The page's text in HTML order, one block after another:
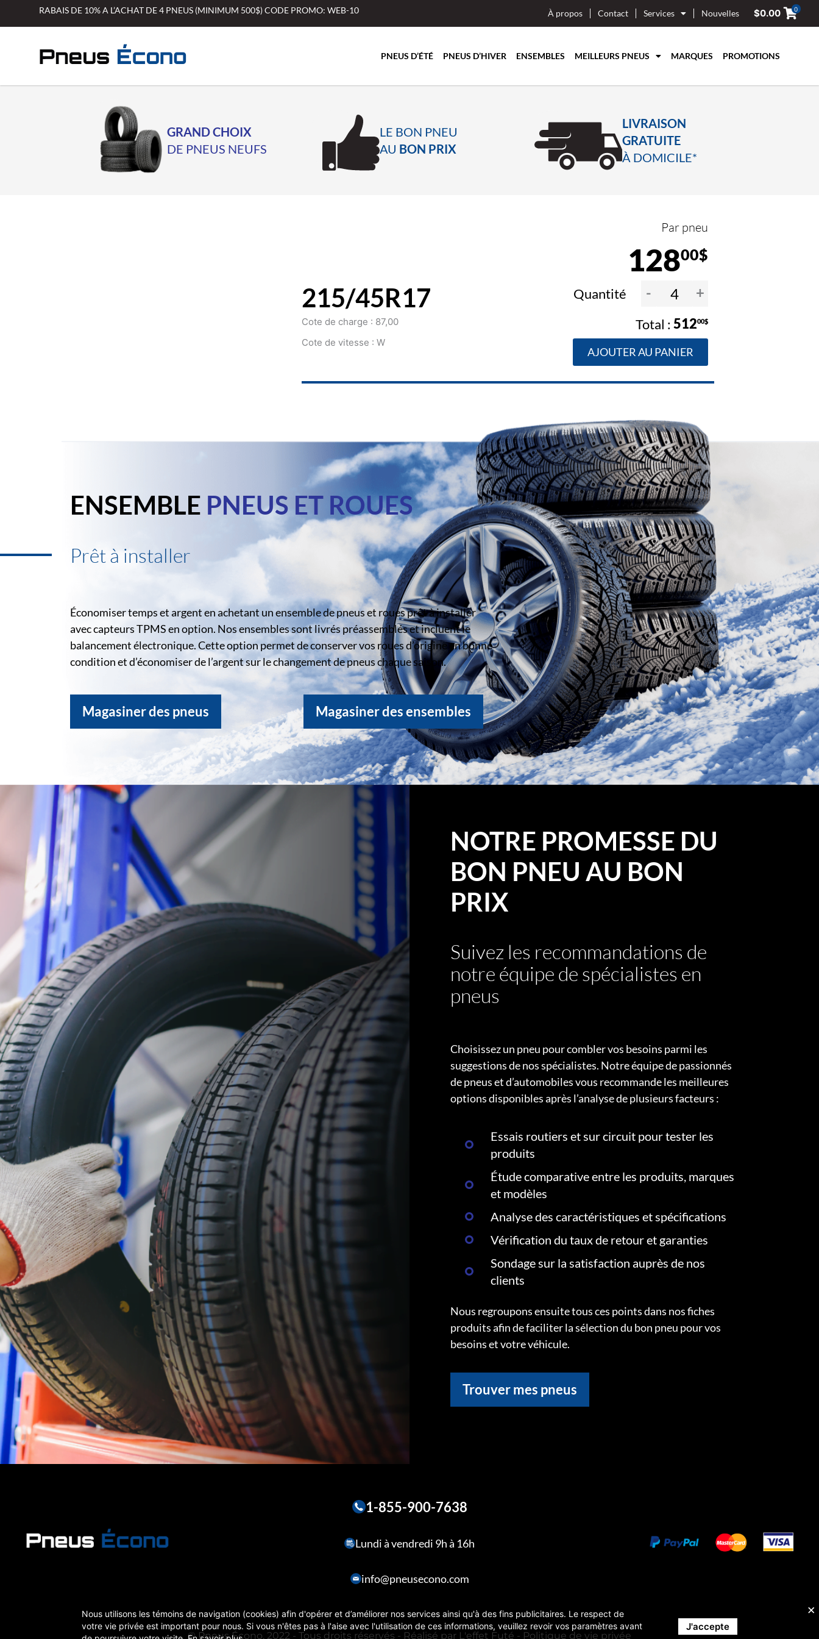
RABAIS DE 10% A L’ACHAT DE 4 PNEUS (MINIMUM 500$) CODE PROMO: WEB-10 À propos Contact Services Nouvelles $0.00 0
PNEUS D’ÉTÉ PNEUS D’HIVER ENSEMBLES MEILLEURS PNEUS MARQUES PROMOTIONS
GRAND CHOIX
DE PNEUS NEUFS
LE BON PNEU
AU BON PRIX
LIVRAISON
GRATUITE
À DOMICILE*
Par pneu
12800$
215/45R17
Cote de charge : 87,00
Cote de vitesse : W
Quantité - +
51200$
AJOUTER AU PANIER
ENSEMBLE PNEUS ET ROUES
Prêt à installer
Économiser temps et argent en achetant un ensemble de pneus et roues prêt à installer
avec capteurs TPMS en option. Nos ensembles sont livrés préassemblés et incluent le
balancement électronique. Cette option permet de conserver vos roues d’origine en bonne
condition et d’économiser de l’argent sur le changement de pneus chaque saison.
Magasiner des pneus Magasiner des ensembles
NOTRE PROMESSE DU
BON PNEU AU BON
PRIX
Suivez les recommandations de
notre équipe de spécialistes en
pneus
Choisissez un pneu pour combler vos besoins parmi les
suggestions de nos spécialistes. Notre équipe de passionnés
de pneus et d’automobiles vous recommande les meilleures
options disponibles après l’analyse de plusieurs facteurs :
Essais routiers et sur circuit pour tester les
produits
Étude comparative entre les produits, marques
et modèles
Analyse des caractéristiques et spécifications
Vérification du taux de retour et garanties
Sondage sur la satisfaction auprès de nos
clients
Nous regroupons ensuite tous ces points dans nos fiches
produits afin de faciliter la sélection du bon pneu pour vos
besoins et votre véhicule.
Trouver mes pneus
1-855-900-7638
Lundi à vendredi 9h à 16h
info@pneusecono.com
© Pneus Écono, 2022 - Tous droits réservés - Réalisé par L'effet Futé - Politique de vie privée
Nous utilisons les témoins de navigation (cookies) afin d'opérer et d’améliorer nos services ainsi qu'à des fins publicitaires. Le respect de
votre vie privée est important pour nous. Si vous n'êtes pas à l'aise avec l'utilisation de ces informations, veuillez revoir vos paramètres avant
J'accepte